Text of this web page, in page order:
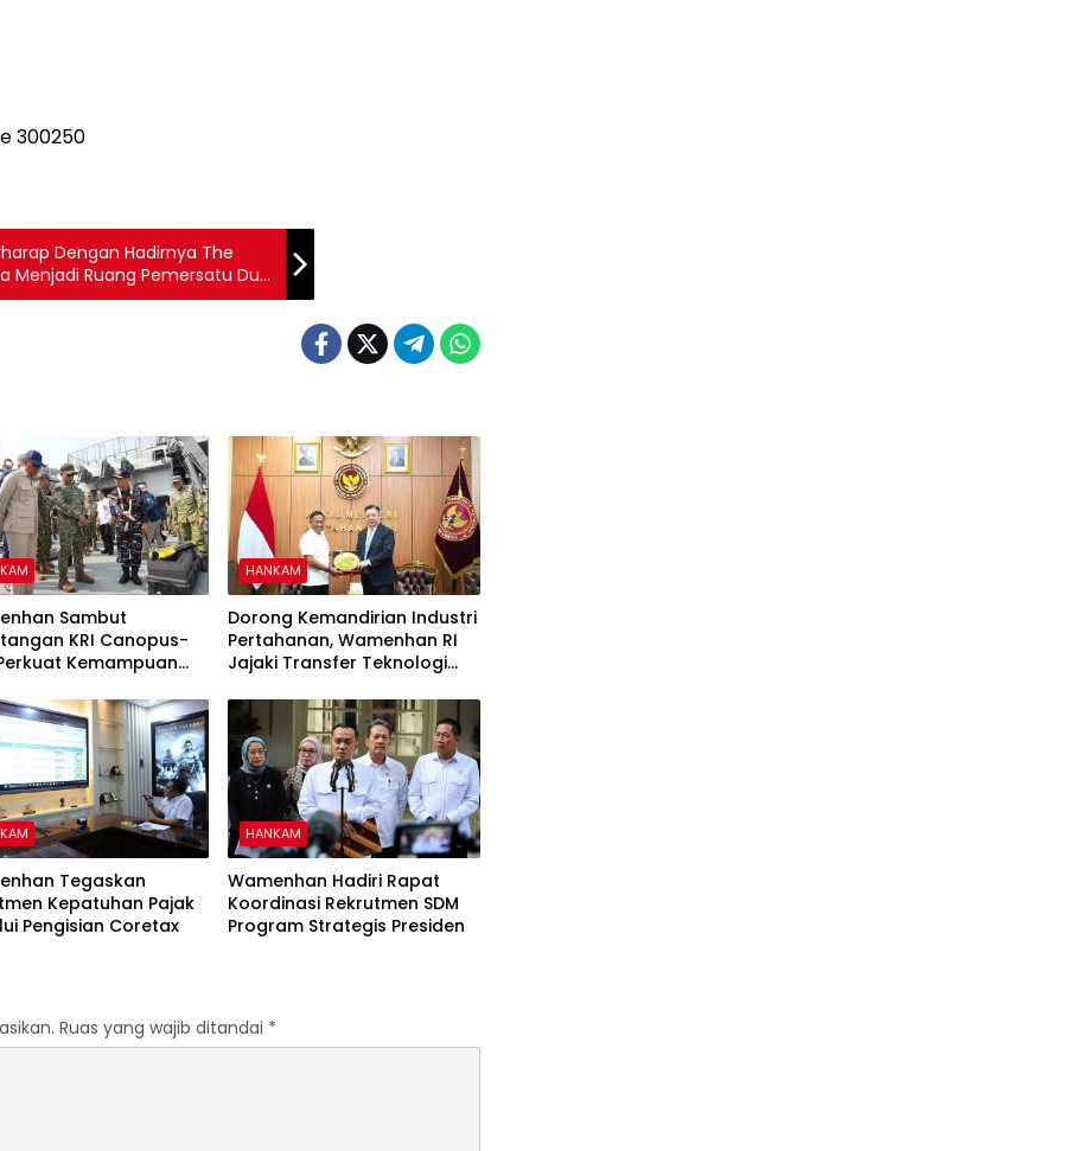
Dengan Hadirnya The
Menjadi Ruang Pemersatu Dua
Besar Universitas Jenderal
Sambut
KRI Canopus-
Kemampuan
HANKAM
Dorong Kemandirian Industri
Pertahanan, Wamenhan RI
Jajaki Transfer Teknologi
March International
Tegaskan
Kepatuhan Pajak
Pengisian Coretax
HANKAM
Wamenhan Hadiri Rapat
Koordinasi Rekrutmen SDM
Program Strategis Presiden
Ruas yang wajib ditandai *